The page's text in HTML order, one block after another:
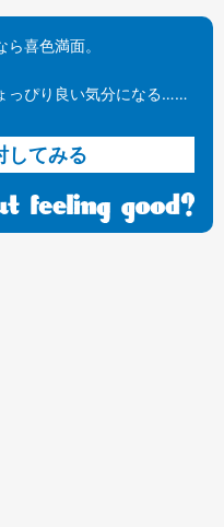
喜色満面。
っぴり良い気分になる……
してみる